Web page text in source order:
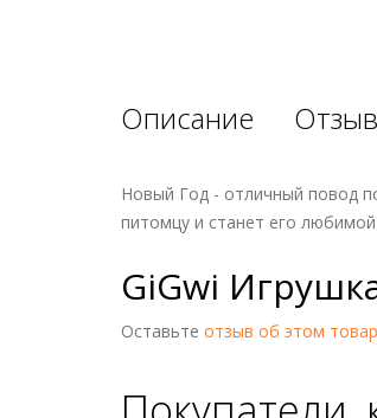
Описание
Новый Год - отличный повод
питомцу и станет его
GiGwi
Оставьте отзыв об этом